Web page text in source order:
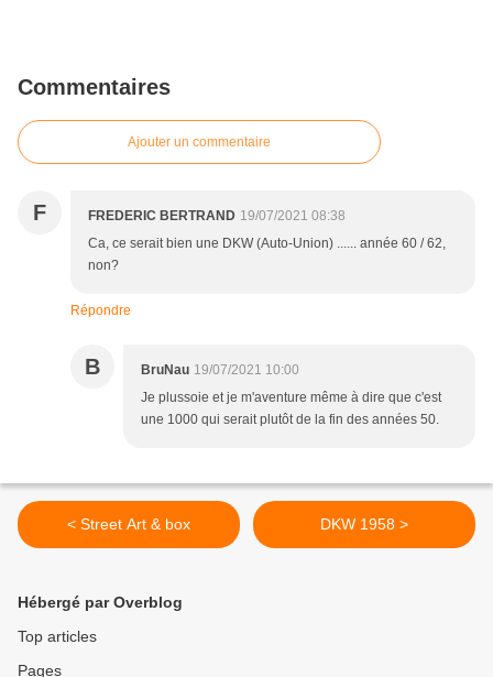
Commentaires
Ajouter un commentaire
F FREDERIC BERTRAND 19/07/2021 08:38
Ca, ce serait bien une DKW (Auto-Union) ...... année 60 / 62,
non?
Répondre
B BruNau 19/07/2021 10:00
Je plussoie et je m'aventure même à dire que c'est
une 1000 qui serait plutôt de la fin des années 50.
< Street Art & box DKW 1958 >
Hébergé par Overblog
Top articles
Pages